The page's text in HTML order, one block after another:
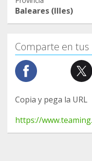
Baleares (Illes)
Comparte en tus
Copia y pega la URL
https://